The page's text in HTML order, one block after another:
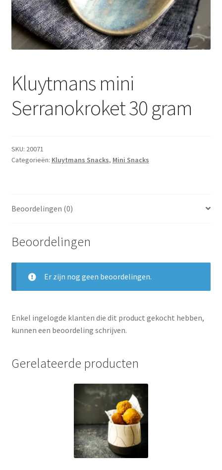
Dranken
Droge Kruidenierswaren
Koeling
Non-food
Stoverijen
Kluytmans mini
Serranokroket 30 gram
SKU: 20071
Categorieën: Kluytmans Snacks, Mini Snacks
Beoordelingen (0)
Beoordelingen
Er zijn nog geen beoordelingen.
Enkel ingelogde klanten die dit product gekocht hebben,
kunnen een beoordeling schrijven.
Gerelateerde producten